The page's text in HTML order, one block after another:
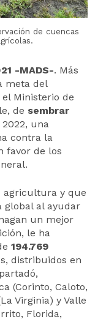
de cuencas
-MADS-. Más
meta del
Ministerio de
de sembrar
2022, una
contra la
favor de los
agricultura y que
global al ayudar
un mejor
le ha
194.769
distribuidos en
(Corinto, Caloto,
Virginia) y Valle
Florida,